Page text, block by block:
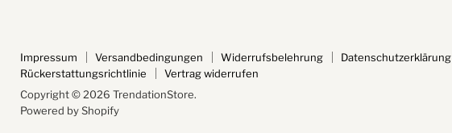
Impressum Versandbedingungen Widerrufsbelehrung Datenschutzerklärung
Rückerstattungsrichtlinie
Vertrag widerrufen
Copyright © 2026 TrendationStore.
Powered by Shopify